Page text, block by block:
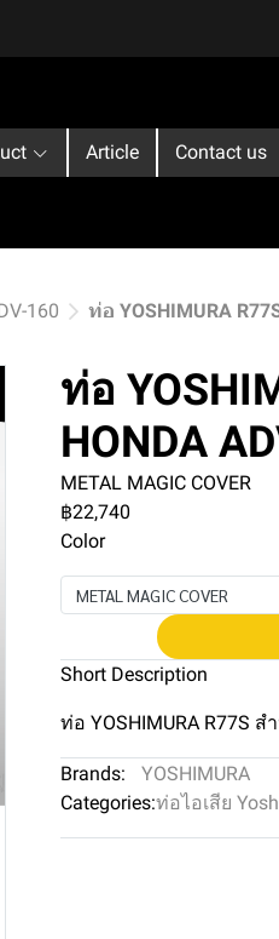
Article Contact us
160 ท่อ YOSHIMURA
ท่อ
HONDA
METAL MAGIC COVER
฿22,740
Color
METAL MAGIC COVER
Short Description
ท่อ YOSHIMURA R77S ส
Brands:
YOSHIMURA
Categories:ท่อไอเสีย